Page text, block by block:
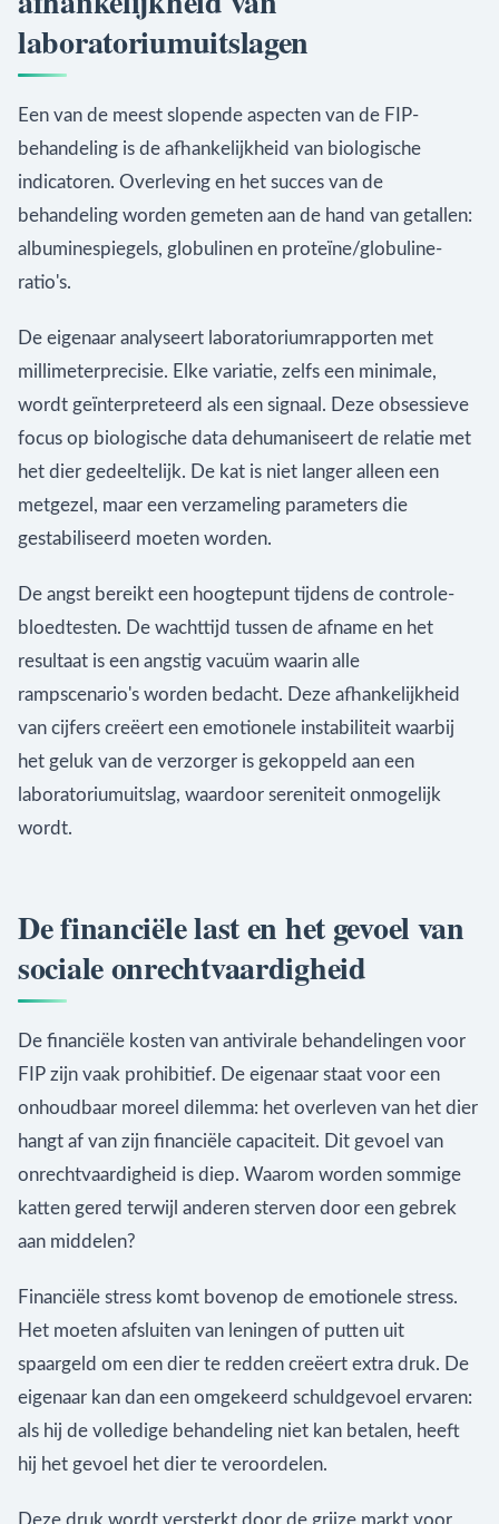
laboratoriumuitslagen
Een van de meest slopende aspecten van de FIP-
behandeling is de afhankelijkheid van biologische
indicatoren. Overleving en het succes van de
behandeling worden gemeten aan de hand van getallen:
albuminespiegels, globulinen en proteïne/globuline-
ratio's.
De eigenaar analyseert laboratoriumrapporten met
millimeterprecisie. Elke variatie, zelfs een minimale,
wordt geïnterpreteerd als een signaal. Deze obsessieve
focus op biologische data dehumaniseert de relatie met
het dier gedeeltelijk. De kat is niet langer alleen een
metgezel, maar een verzameling parameters die
gestabiliseerd moeten worden.
De angst bereikt een hoogtepunt tijdens de controle-
bloedtesten. De wachttijd tussen de afname en het
resultaat is een angstig vacuüm waarin alle
rampscenario's worden bedacht. Deze afhankelijkheid
van cijfers creëert een emotionele instabiliteit waarbij
het geluk van de verzorger is gekoppeld aan een
laboratoriumuitslag, waardoor sereniteit onmogelijk
wordt.
De financiële last en het gevoel van
sociale onrechtvaardigheid
De financiële kosten van antivirale behandelingen voor
FIP zijn vaak prohibitief. De eigenaar staat voor een
onhoudbaar moreel dilemma: het overleven van het dier
hangt af van zijn financiële capaciteit. Dit gevoel van
onrechtvaardigheid is diep. Waarom worden sommige
katten gered terwijl anderen sterven door een gebrek
aan middelen?
Financiële stress komt bovenop de emotionele stress.
Het moeten afsluiten van leningen of putten uit
spaargeld om een dier te redden creëert extra druk. De
eigenaar kan dan een omgekeerd schuldgevoel ervaren:
als hij de volledige behandeling niet kan betalen, heeft
hij het gevoel het dier te veroordelen.
Deze druk wordt versterkt door de grijze markt voor